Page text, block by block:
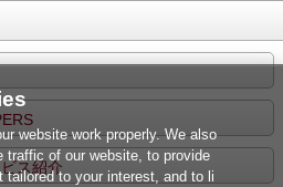
ス紹介
website work properly. We also
traffic of our website, to provide
tailored to your interest, and to li